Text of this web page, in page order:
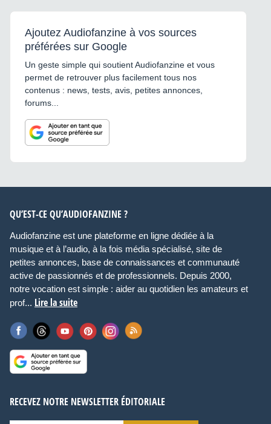
Ajoutez Audiofanzine à vos sources
préférées sur Google
Un geste simple qui soutient Audiofanzine et vous
permet de retrouver plus facilement tous nos
contenus : news, tests, avis, petites annonces,
forums...
QU’EST-CE QU’AUDIOFANZINE ?
Audiofanzine est une plateforme en ligne dédiée à la
musique et à l’audio, à la fois média spécialisé, site de
petites annonces, base de connaissances et communauté
active de passionnés et de professionnels. Depuis 2000,
notre vocation est simple : aider au quotidien les amateurs et
prof... Lire la suite
RECEVEZ NOTRE NEWSLETTER ÉDITORIALE